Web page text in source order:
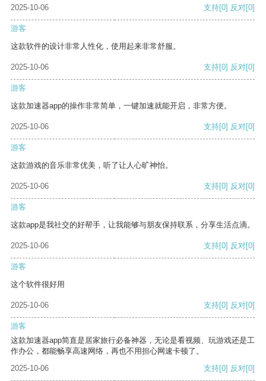
2025-10-06
支持[0] 反对[0]
游客
这款软件的设计非常人性化，使用起来非常舒服。
2025-10-06 支持[0] 反对[0]
游客
这款加速器app的操作非常简单，一键加速就能开启，非常方便。
2025-10-06 支持[0] 反对[0]
游客
这款游戏的音乐非常优美，听了让人心旷神怡。
2025-10-06 支持[0] 反对[0]
游客
这款app是我社交的好帮手，让我能够与朋友保持联系，分享生活点滴。
2025-10-06 支持[0] 反对[0]
游客
这个软件很好用
2025-10-06 支持[0] 反对[0]
游客
这款加速器app简直是居家旅行必备神器，无论是看视频、玩游戏还是工
作办公，都能畅享高速网络，再也不用担心网速卡顿了。
2025-10-06
支持[0] 反对[0]